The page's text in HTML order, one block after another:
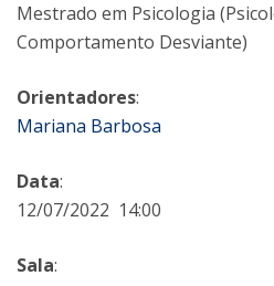
Mestrado em Psicologia
Comportamento Desviante)
Orientadores:
Mariana Barbosa
Data:
12/07/2022 14:00
Sala: